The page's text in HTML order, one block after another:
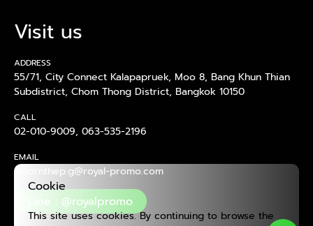
Cookie
This site uses cookies. By continuing to browse the
Visit us
ADDRESS
55/71, City Connect Kalapapruek, Moo 8, Bang Khun Thian
Subdistrict, Chom Thong District, Bangkok 10150
CALL
02-010-9009, 063-535-2196
EMAIL
amornthep.g@royal-promo.com
Line : @royalpromo